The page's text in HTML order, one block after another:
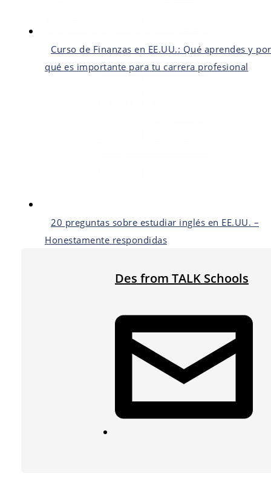
Curso de Finanzas en EE.UU.: Qué aprendes y por
qué es importante para tu carrera profesional
20 preguntas sobre estudiar inglés en EE.UU. –
Honestamente respondidas
Des from TALK Schools